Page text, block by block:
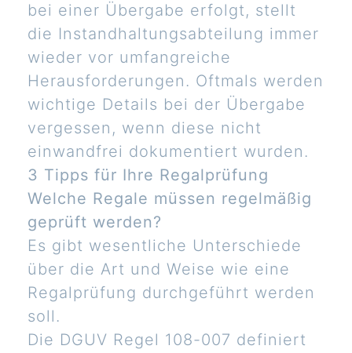
bei einer Übergabe erfolgt, stellt
die Instandhaltungsabteilung immer
wieder vor umfangreiche
Herausforderungen. Oftmals werden
wichtige Details bei der Übergabe
vergessen, wenn diese nicht
einwandfrei dokumentiert wurden.
3 Tipps für Ihre Regalprüfung
Welche Regale müssen regelmäßig
geprüft werden?
Es gibt wesentliche Unterschiede
über die Art und Weise wie eine
Regalprüfung durchgeführt werden
soll.
Die DGUV Regel 108-007 definiert